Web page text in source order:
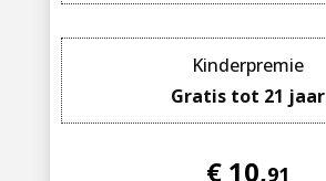
Kinderpremie
Gratis tot 21 jaar
€ 10,91